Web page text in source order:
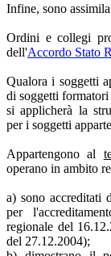
Infine, sono
Ordini e collegi
dell'Accordo Stato
Qualora i soggetti
di soggetti formatori
si applicherà la
per i soggetti
Appartengono al
operano in ambito
a) sono accreditati
per
regionale del
del 27.12.2004);